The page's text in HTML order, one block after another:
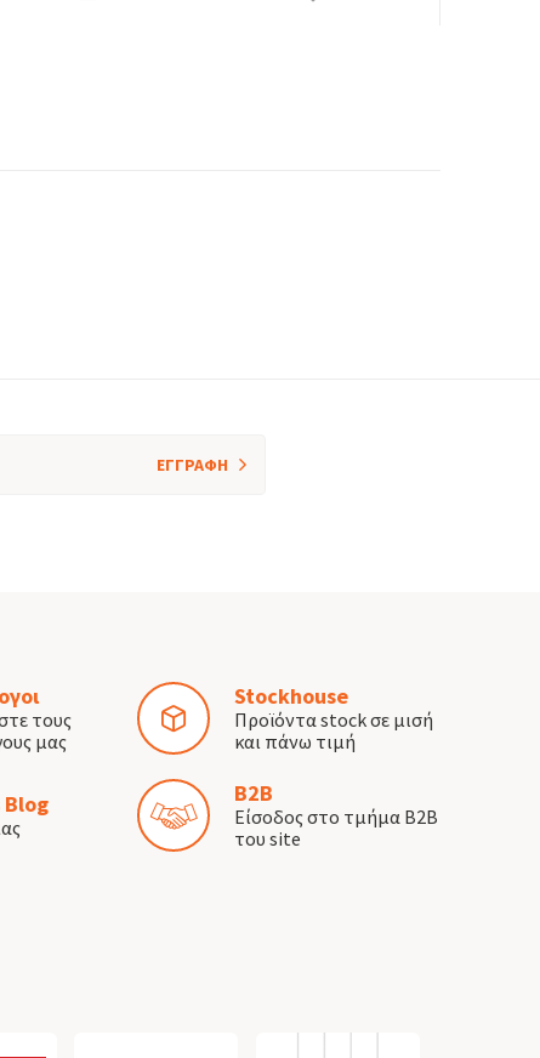
ΕΓΓΡΑΦΗ
τους
μας
Stockhouse
Προϊόντα stock σε μισή
και πάνω τιμή
Blog B2B
Είσοδος στο τμήμα B2B
του site